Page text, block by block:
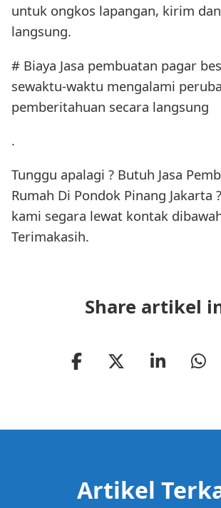
untuk ongkos lapangan, kirim
langsung.
# Biaya Jasa pembuatan pagar
sewaktu-waktu mengalami
pemberitahuan secara langsung
.
Tunggu apalagi ? Butuh Jasa
Rumah Di Pondok Pinang Jakarta
kami segara lewat kontak
Terimakasih.
Share artikel
Artikel